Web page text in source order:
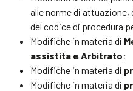
alle norme di
del codice di procedura
Modifiche in materia di
assistita e Arbitrato;
Modifiche in materia di
Modifiche in materia di